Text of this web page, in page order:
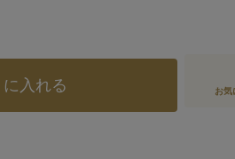
入れる お気